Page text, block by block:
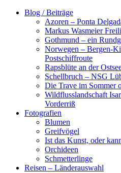
Zum
Blog / Beiträge
Azoren – Ponta
Markus Wasmeier
Gothmund – ein
Norwegen – Bergen-
Postschiffroute
Rapsblüte an der
Schellbruch – NSG
Die Trave im Sommer
Wildflusslandschaft
Vorderriß
Fotografien
Blumen
Greifvögel
Ist das Kunst, oder
Orchideen
Schmetterlinge
Reisen – Länderauswahl